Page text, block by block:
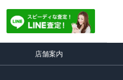
店舗案内